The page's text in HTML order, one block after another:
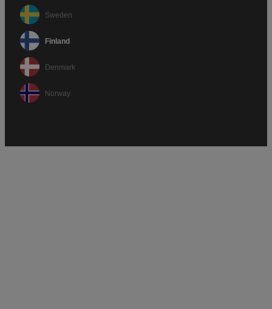
Sweden
Finland
Denmark
Norway